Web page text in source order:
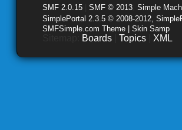
SMF 2.0.15 SMF © 2013 Simple
SimplePortal 2.3.5 © 2008-2012,
SMFSimple.com Theme | Skin Samp
Boards Topics XML